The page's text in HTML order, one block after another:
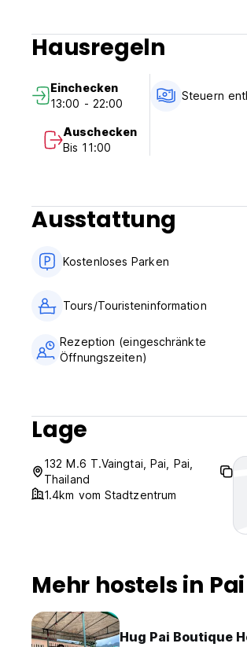
8) Bitte beachten Sie, dass einige
(Auto-translated from original language)
Hausregeln
Einchecken
13:00 - 22:00
Auschecken
Bis 11:00
Steuern
Ausstattung
Kostenloses Parken
Tours/Touristeninformation
Rezeption (eingeschränkte
Öffnungszeiten)
Lage
132 M.6 T.Vaingtai, Pai, Pai,
Thailand
1.4km vom Stadtzentrum
Mehr hostels in Pai
Hug Pai Boutique